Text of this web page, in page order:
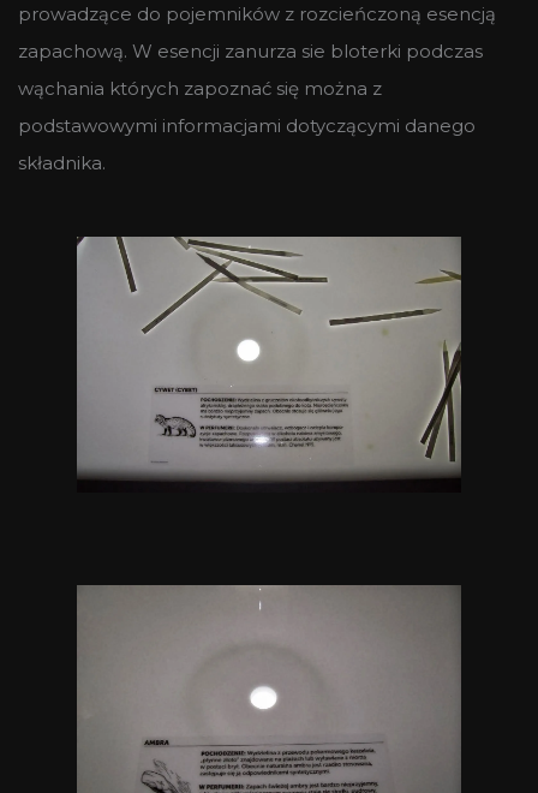
prowadzące do pojemników z rozcieńczoną esencją
zapachową. W esencji zanurza sie bloterki podczas
wąchania których zapoznać się można z
podstawowymi informacjami dotyczącymi danego
składnika.